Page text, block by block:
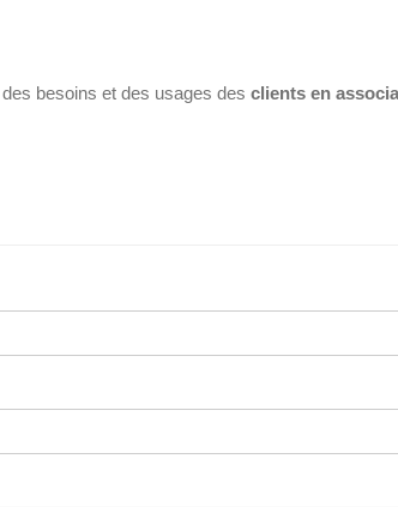
des besoins et des usages desclients en